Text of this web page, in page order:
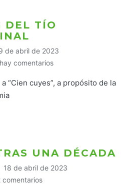
DEL TÍO
de abril de 2023
comentarios
“Cien cuyes”, a propósito de la
UNA DÉCADA
18 de abril de 2023
comentarios